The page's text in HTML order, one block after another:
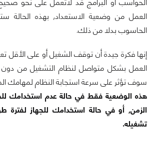
الحواسب أو البرامج قد لاتعمل على نحو
العمل من وضعية الاستعداد, بهذه الحالة
الحاسوب بدلا من ذلك.
إنها فكرة جيدة أن توقف الشغيل أو على الأقل
العمل بشكل متواصل لنظام التشغيل من دون
سوف تؤثر على سرعة استجابة النظام لمهامك
هذه الوضعية فقط في حالة عدم استخدامك
الزمن, أو في حالة استخدامك للجهاز
تشغيله.